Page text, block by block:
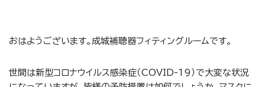
おはようございます。成城補聴器フィティングルームです。
世間は新型コロナウイルス感染症（COVID-19）で大変な状況